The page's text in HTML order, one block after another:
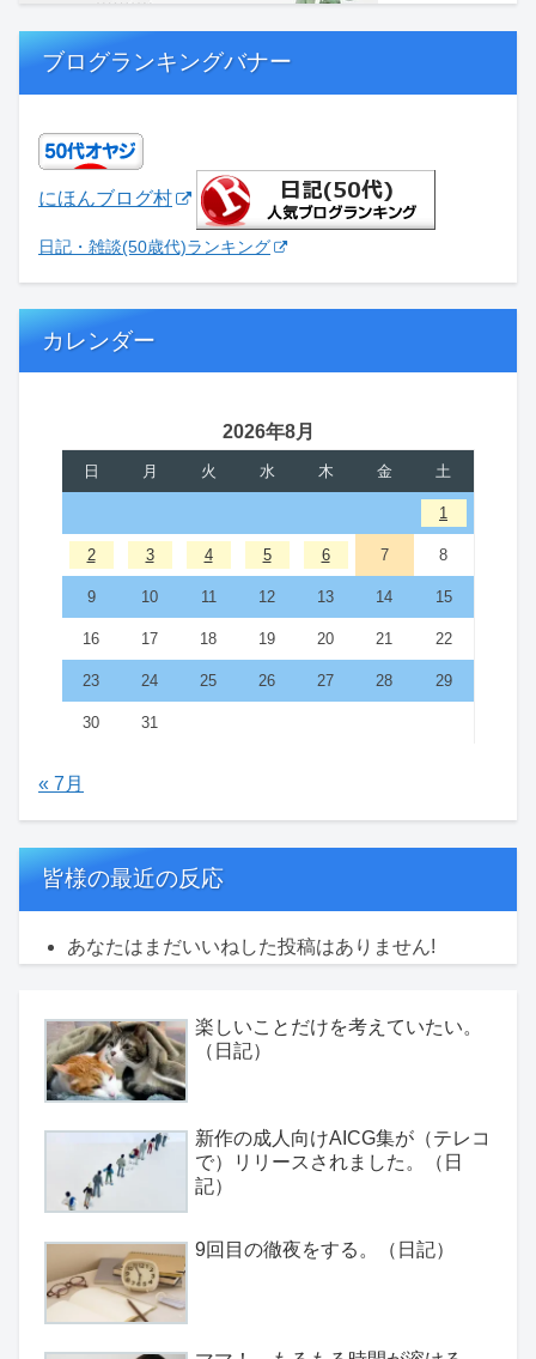
ブログランキングバナー
にほんブログ村
日記・雑談(50歳代)ランキング
カレンダー
2026年8月
日 月 火 水 木 金 土
1
2 3 4 5 6 7 8
9 10 11 12 13 14 15
16 17 18 19 20 21 22
23 24 25 26 27 28 29
30 31
« 7月
皆様の最近の反応
あなたはまだいいねした投稿はありません!
楽しいことだけを考えていたい。
（日記）
新作の成人向けAICG集が（テレコ
で）リリースされました。（日
記）
9回目の徹夜をする。（日記）